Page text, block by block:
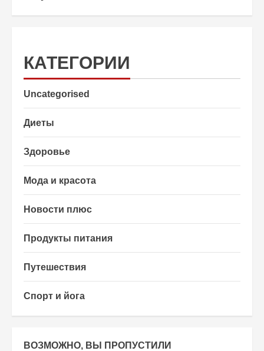
КАТЕГОРИИ
Uncategorised
Диеты
Здоровье
Мода и красота
Новости плюс
Продукты питания
Путешествия
Спорт и йога
ВОЗМОЖНО, ВЫ ПРОПУСТИЛИ